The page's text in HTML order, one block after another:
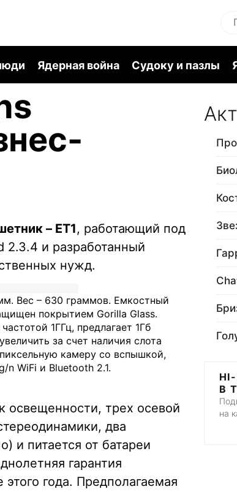
Ядерная война Судоку и пазлы
– ET1, работающий под
и разработанный
нужд.
Вес – 630 граммов. Емкостный
покрытием Gorilla Glass.
1ГГц, предлагает 1Гб
за счет наличия слота
камеру со вспышкой,
n WiFi и Bluetooth 2.1.
освещенности, трех осевой
два
и питается от батареи
гарантия
года. Предполагаемая
В
на